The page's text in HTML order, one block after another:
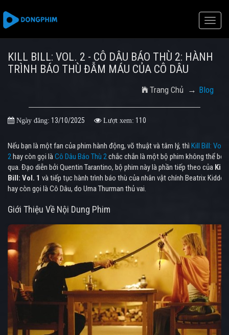
Toggle
KILL BILL: VOL. 2 - CÔ DÂU BÁO THÙ 2: HÀNH
TRÌNH BÁO THÙ ĐẪM MÁU CỦA CÔ DÂU
Trang Chủ Blog
Ngày đăng: 13/10/2025 Lượt xem: 110
Nếu bạn là một fan của phim hành động, võ thuật và tâm lý, thì Kill Bill: Vol.
2hay còn gọi làCô Dâu Báo Thù 2chắc chắn là một bộ phim không thể bỏ
qua. Đạo diễn bởi Quentin Tarantino, bộ phim này là phần tiếp theo của Kill
Bill: Vol. 1 và tiếp tục hành trình báo thù của nhân vật chính Beatrix Kiddo,
hay còn gọi là Cô Dâu, do Uma Thurman thủ vai.
Giới Thiệu Về Nội Dung Phim